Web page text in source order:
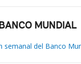
MUNDIAL
semanal del Banco